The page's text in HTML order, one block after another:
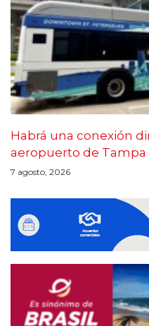
Habrá una conexión
aeropuerto de Tampa
7 agosto, 2026